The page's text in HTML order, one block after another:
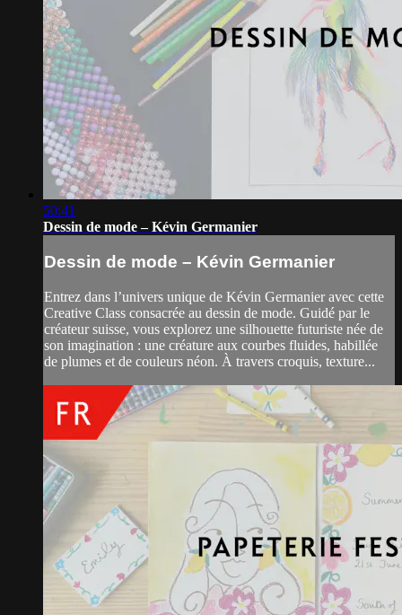
50:41
Dessin de mode – Kévin Germanier
Dessin de mode – Kévin Germanier
Entrez dans l’univers unique de Kévin Germanier avec cette
Creative Class consacrée au dessin de mode. Guidé par le
créateur suisse, vous explorez une silhouette futuriste née de
son imagination : une créature aux courbes fluides, habillée
de plumes et de couleurs néon. À travers croquis, texture...